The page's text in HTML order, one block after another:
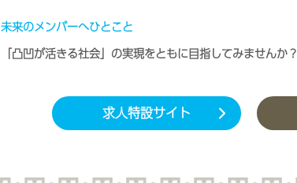
未来のメンバーへひとこと
「凸凹が活きる社会」の実現をともに目指してみませんか？
求人特設サイト